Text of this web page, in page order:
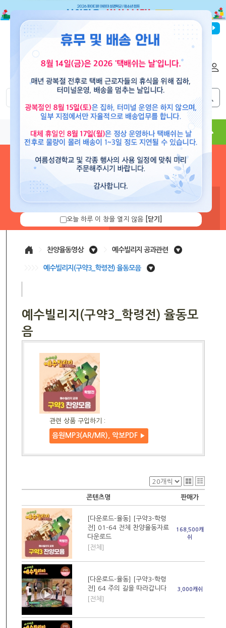
파이디온선교회
도서 뮤직 용품 현수막 콘텐츠
로그인 하시면 보유 캐쉬 확
니다.
찬양율동영상 예수빌리지 공과관련
예수빌리지(구약3_학령전) 율동모음
예수빌리지(구약3_학령전) 율동모
음
관련 상품 구입하기 :
음원MP3(AR/MR), 악보PDF ▶
콘텐츠명 판매가
[다운로드-율동] [구약3-학령
전] 01-64 전체 찬양율동자료
다운로드
[전체]
168,500캐
쉬
[다운로드-율동] [구약3-학령
전] 64 주의 길을 따라갑니다
[전체]
3,000캐쉬
오늘 하루 이 창을 열지 않음 [닫기]